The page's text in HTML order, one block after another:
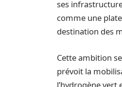
ses
comme une
destination des
Cette ambition
prévoit la
l’hydrogène vert